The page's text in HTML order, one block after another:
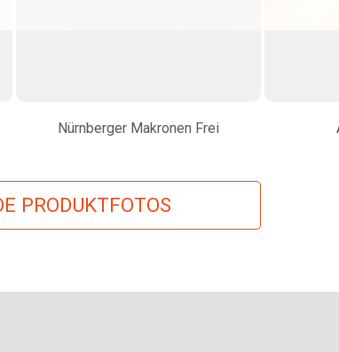
Nürnberger Makronen Frei
PRODUKTFOTOS